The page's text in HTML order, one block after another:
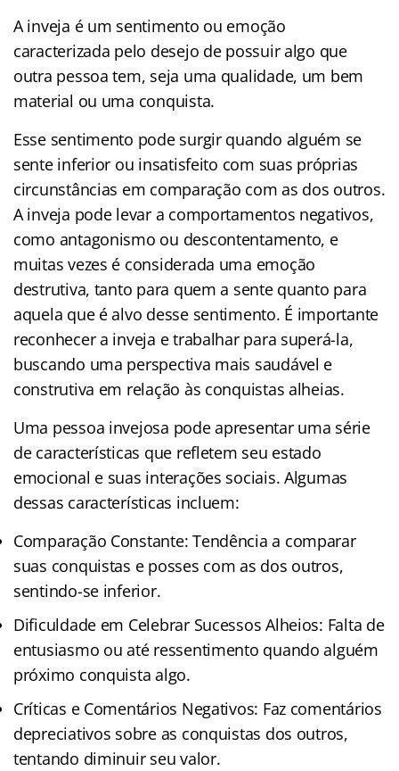
A inveja é um sentimento ou emoção
caracterizada pelo desejo de possuir algo que
outra pessoa tem, seja uma qualidade, um bem
material ou uma conquista.
Esse sentimento pode surgir quando alguém se
sente inferior ou insatisfeito com suas próprias
circunstâncias em comparação com as dos outros.
A inveja pode levar a comportamentos negativos,
como antagonismo ou descontentamento, e
muitas vezes é considerada uma emoção
destrutiva, tanto para quem a sente quanto para
aquela que é alvo desse sentimento. É importante
reconhecer a inveja e trabalhar para superá-la,
buscando uma perspectiva mais saudável e
construtiva em relação às conquistas alheias.
Uma pessoa invejosa pode apresentar uma série
de características que refletem seu estado
emocional e suas interações sociais. Algumas
dessas características incluem:
Comparação Constante: Tendência a comparar
suas conquistas e posses com as dos outros,
sentindo-se inferior.
Dificuldade em Celebrar Sucessos Alheios: Falta de
entusiasmo ou até ressentimento quando alguém
próximo conquista algo.
Críticas e Comentários Negativos: Faz comentários
depreciativos sobre as conquistas dos outros,
tentando diminuir seu valor.